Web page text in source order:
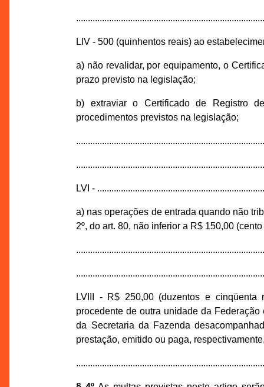
LIV - 500 (quinhentos reais) ao
a) não revalidar, por equipamento, o
prazo previsto na legislação;
b) extraviar o Certificado de Registro
procedimentos previstos na legislação;
LVI -
a) nas operações de entrada quando não
2º, do art. 80, não inferior a R$ 150,00
LVIII - R$ 250,00 (duzentos e cinqüenta
procedente de outra unidade da
da Secretaria da Fazenda
prestação, emitido ou paga,